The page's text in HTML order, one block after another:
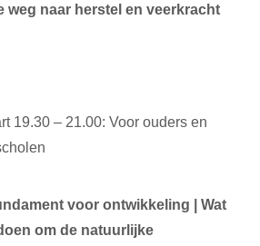
weg naar herstel en veerkracht
19.30 – 21.00: Voor ouders en
voor ontwikkeling | Wat
om de natuurlijke